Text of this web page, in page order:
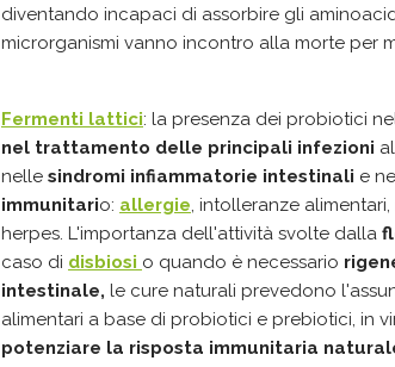
diventando incapaci di assorbire gli
microrganismi vanno incontro alla morte per
Fermenti lattici: la presenza dei probiotici
nel trattamento delle principali infezioni
nelle sindromi infiammatorie intestinali e
immunitario: allergie, intolleranze
herpes. L'importanza dell'attività svolte dalla
caso di disbiosi o quando è necessario
intestinale, le cure naturali prevedono
alimentari a base di probiotici e prebiotici, in
potenziare la risposta immunitaria